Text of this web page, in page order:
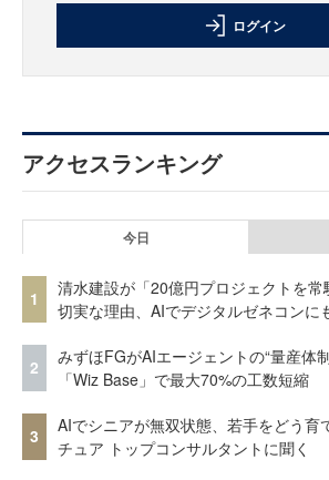
ログイン
アクセスランキング
今日
1
清水建設が「20億円プロジェクトを
切実な理由、AIでデジタルゼネコンに
2
みずほFGがAIエージェントの“量産
「Wiz Base」で最大70%の工数短縮
3
AIでシニアが無双状態、若手をどう育
チュア トップコンサルタントに聞く